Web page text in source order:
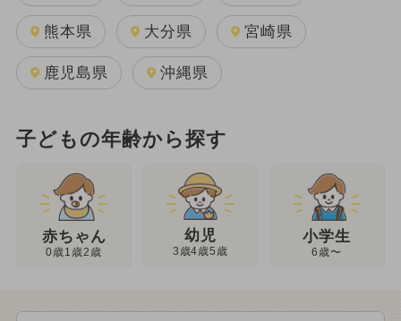
熊本県 大分県 宮崎県
鹿児島県 沖縄県
子どもの年齢から探す
赤ちゃん
0歳1歳2歳
幼児
3歳4歳5歳
小学生
6歳〜